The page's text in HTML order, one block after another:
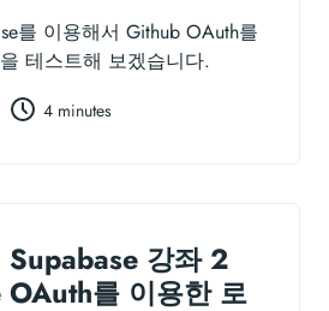
를 이용해서 Github OAuth를
테스트해 보겠습니다.
4 minutes
강좌 2
를 이용한 로